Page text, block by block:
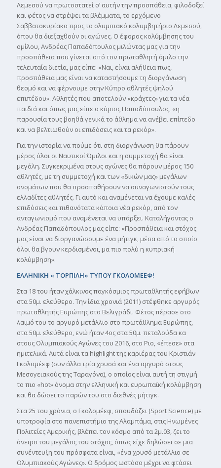
Λεμεσού να πρωτοστατεί σ’ αυτήν την προσπάθεια, φιλοδοξεί
και φέτος να στρέψει τα βλέμματα, το ερχόμενο
Σαββατοκυρίακο προς το ολυμπιακό κολυμβητήριο Λεμεσού,
όπου θα διεξαχθούν οι αγώνες. Ο έφορος κολύμβησης του
ομίλου, Ανδρέας Παπαδόπουλος μιλώντας μας για την
προσπάθεια που γίνεται από τον πρωταθλητή όμιλο την
τελευταία διετία, μας είπε: «Ναι, είναι αλήθεια πως,
προσπάθεια μας είναι να καταστήσουμε τη διοργάνωση
θεσμό και να φέρνουμε στην Κύπρο αθλητές ψηλού
επιπέδου». Αθλητές που αποτελούν «κράχτες» για τα νέα
παιδιά και όπως μας είπε ο κύριος Παπαδόπουλος, «η
παρουσία τους βοηθά γενικά το άθλημα να ανέβει επίπεδο
και να βελτιωθούν οι επιδόσεις και τα ρεκόρ».
Για την ιστορία να πούμε ότι στη διοργάνωση θα πάρουν
μέρος όλοι οι Ναυτικοί Όμιλοι και η συμμετοχή θα είναι
μεγάλη. Συγκεκριμένα στους αγώνες θα πάρουν μέρος 150
αθλητές, με τη συμμετοχή και των «δικών μας» μεγάλων
ονομάτων που θα προσπαθήσουν να συναγωνιστούν τους
ελλαδίτες αθλητές. Γι αυτό και αναμένεται να έχουμε καλές
επιδόσεις και πιθανότατα κάποια νέα ρεκόρ, από τον
ανταγωνισμό που αναμένεται να υπάρξει. Καταλήγοντας ο
Ανδρέας Παπαδόπουλος μας είπε: «Προσπάθεια και στόχος
μας είναι να διοργανώσουμε ένα μήτιγκ, μέσα από το οποίο
όλοι θα βγουν κερδισμένοι, μα πιο πολύ η κυπριακή
κολύμβηση».
ΕΛΛΗΝΙΚΗ « ΤΟΡΠΙΛΗ» TΥΠΟΥ ΓΚΟΛΟΜΕΕΦ!
Στα 18 του ήταν χάλκινος παγκόσμιος πρωταθλητής εφήβων
στα 50μ. ελεύθερο. Την ίδια χρονιά (2011) στέφθηκε αργυρός
πρωταθλητής Ευρώπης στο Βελιγράδι. Φέτος πέρασε στο
λαιμό του το αργυρό μετάλλιο στο πρωτάθλημα Ευρώπης,
στα 50μ. ελεύθερο, ενώ ήταν 4ος στα 50μ. πεταλούδα κα
στους Ολυμπιακούς Αγώνες του 2016, στο Ριο, «έπεσε» στα
ημιτελικά. Αυτά είναι τα highlight της καριέρας του Κριστιάν
Γκολομέεφ (συν άλλα τρία χρυσά και ένα αργυρό στους
Μεσογειακούς της Ταραγόνα), ο οποίος είναι αυτή τη στιγμή
το πιο «hot» όνομα στην ελληνική και ευρωπαϊκή κολύμβηση
και θα δώσει το παρών του στο διεθνές μήτιγκ.
Στα 25 του χρόνια, ο Γκολομέεφ, σπουδάζει (Sport Science) με
υποτροφία στο πανεπιστήμιο της Αλαμπάμα, στις Ηνωμένες
Πολιτείες Αμερικής, βλέπει τον κόσμο από τα 2μ.03, ζει το
όνειρο του μεγάλος του στόχος, όπως είχε δηλώσει σε μια
συνέντευξη του πρόσφατα είναι, «ένα χρυσό μετάλλιο σε
Ολυμπιακούς Αγώνες». Ο δρόμος ωστόσο μέχρι να φτάσει